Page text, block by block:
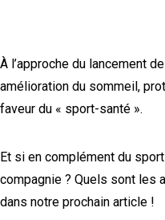
À l’approche du lancement
amélioration du sommeil,
faveur du « sport-santé ».
Et si en complément du
compagnie ? Quels sont les
dans notre prochain article !